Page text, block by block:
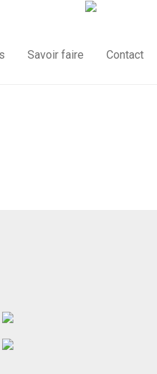
Savoir faire Contact